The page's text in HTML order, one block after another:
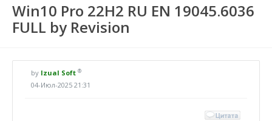
Win10 Pro 22H2 RU EN 19045.6036
FULL by Revision
by Izual Soft ®
04-Июл-2025 21:31